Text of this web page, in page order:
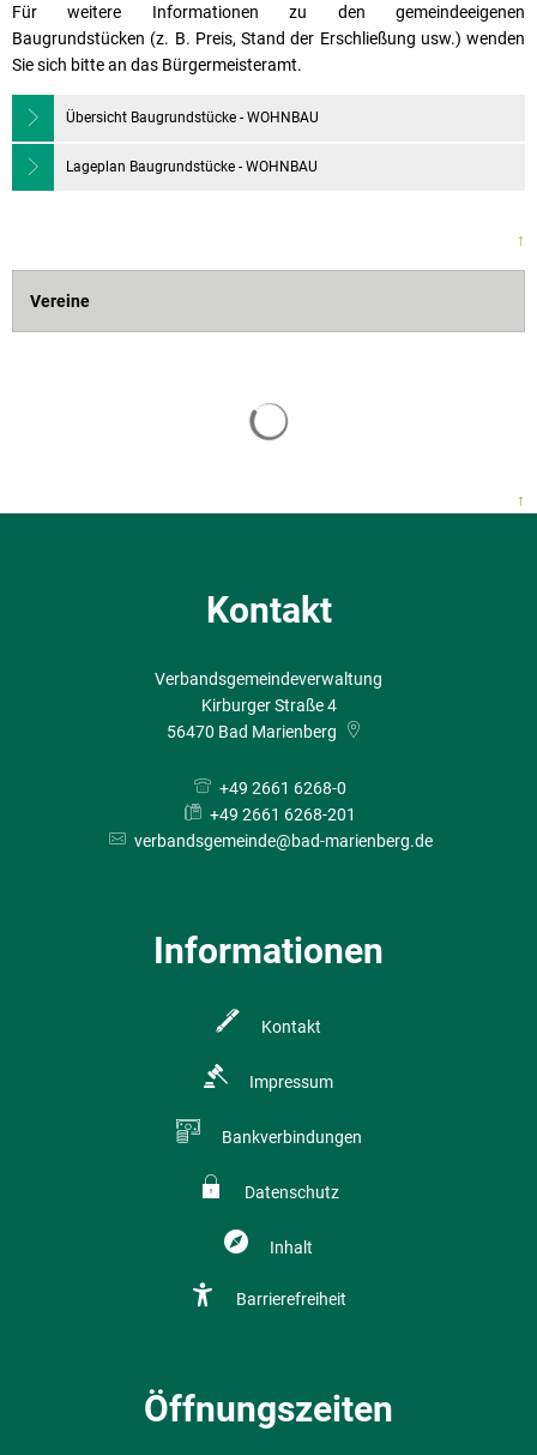
Für weitere Informationen zu den gemeindeeigenen
Baugrundstücken (z. B. Preis, Stand der Erschließung usw.) wenden
Sie sich bitte an das Bürgermeisteramt.
Übersicht Baugrundstücke - WOHNBAU
Lageplan Baugrundstücke - WOHNBAU
↑
Vereine
↑
Kontakt
Verbandsgemeindeverwaltung
Kirburger Straße 4
56470 Bad Marienberg
+49 2661 6268-0
+49 2661 6268-201
verbandsgemeinde@bad-marienberg.de
Informationen
Kontakt
Impressum
Bankverbindungen
Datenschutz
Inhalt
Barrierefreiheit
Öffnungszeiten